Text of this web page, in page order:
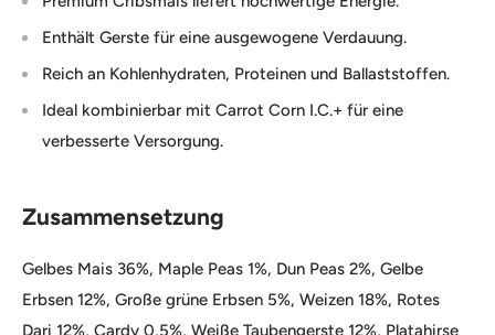
Enthält Gerste für eine ausgewogene Verdauung.
Reich an Kohlenhydraten, Proteinen und Ballaststoffen.
Ideal kombinierbar mit Carrot Corn I.C.+ für eine
verbesserte Versorgung.
Zusammensetzung
Gelbes Mais 36%, Maple Peas 1%, Dun Peas 2%, Gelbe
Erbsen 12%, Große grüne Erbsen 5%, Weizen 18%, Rotes
Dari 12%, Cardy 0,5%, Weiße Taubengerste 12%, Platahirse